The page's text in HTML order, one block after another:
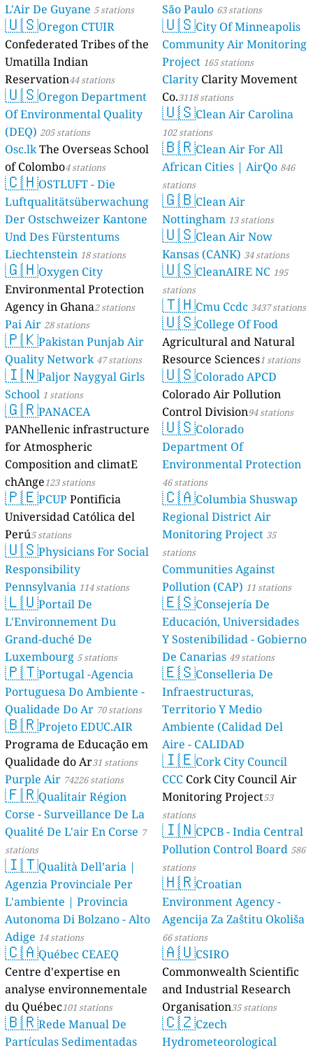
São Paulo 63 stations
🇺🇸City Of Minneapolis
Community Air Monitoring
Project 165 stations
Clarity Clarity Movement
Co.3118 stations
🇺🇸Clean Air Carolina
102 stations
🇧🇷Clean Air For All
African Cities | AirQo 846
stations
🇬🇧Clean Air
Nottingham 13 stations
🇺🇸Clean Air Now
Kansas (CANK) 34 stations
🇺🇸CleanAIRE NC 195
stations
🇹🇭Cmu Ccdc 3437 stations
🇺🇸College Of Food
Agricultural and Natural
Resource Sciences1 stations
🇺🇸Colorado APCD
Colorado Air Pollution
Control Division94 stations
🇺🇸Colorado
Department Of
Environmental Protection
46 stations
🇨🇦Columbia Shuswap
Regional District Air
Monitoring Project 35
stations
Communities Against
Pollution (CAP) 11 stations
🇪🇸Consejería De
Educación, Universidades
Y Sostenibilidad - Gobierno
De Canarias 49 stations
🇪🇸Conselleria De
Infraestructuras,
Territorio Y Medio
Ambiente (Calidad Del
Aire - CALIDAD
AMBIENTAL) 23 stations
🇮🇪Cork City Council
CCC Cork City Council Air
Monitoring Project53
stations
🇮🇳CPCB - India Central
Pollution Control Board 586
stations
🇭🇷Croatian
Environment Agency -
Agencija Za Zaštitu Okoliša
66 stations
🇦🇺CSIRO
Commonwealth Scientific
and Industrial Research
Organisation35 stations
🇨🇿Czech
Hydrometeorological
L'Air De Guyane 5 stations
🇺🇸Oregon CTUIR
Confederated Tribes of the
Umatilla Indian
Reservation44 stations
🇺🇸Oregon Department
Of Environmental Quality
(DEQ) 205 stations
Osc.lkThe Overseas School
of Colombo4 stations
🇨🇭OSTLUFT - Die
Luftqualitätsüberwachung
Der Ostschweizer Kantone
Und Des Fürstentums
Liechtenstein 18 stations
🇬🇭Oxygen City
Environmental Protection
Agency in Ghana2 stations
Pai Air 28 stations
🇵🇰Pakistan Punjab Air
Quality Network 47 stations
🇮🇳Paljor Naygyal Girls
School 1 stations
🇬🇷PANACEA
PANhellenic infrastructure
for Atmospheric
Composition and climatE
chAnge123 stations
🇵🇪PCUPPontificia
Universidad Católica del
Perú5 stations
🇺🇸Physicians For Social
Responsibility
Pennsylvania 114 stations
🇱🇺Portail De
L'Environnement Du
Grand-duché De
Luxembourg 5 stations
🇵🇹Portugal -Agencia
Portuguesa Do Ambiente -
Qualidade Do Ar 70 stations
🇧🇷Projeto EDUC.AIR
Programa de Educação em
Qualidade do Ar31 stations
Purple Air 74226 stations
🇫🇷Qualitair Région
Corse - Surveillance De La
Qualité De L'air En Corse 7
stations
🇮🇹Qualità Dell’aria |
Agenzia Provinciale Per
L'ambiente | Provincia
Autonoma Di Bolzano - Alto
Adige 14 stations
🇨🇦Québec CEAEQ
Centre d'expertise en
analyse environnementale
du Québec101 stations
🇧🇷Rede Manual De
Partículas Sedimentadas